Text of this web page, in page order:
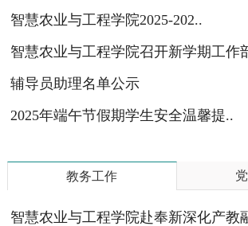
智慧农业与工程学院2025-202..
智慧农业与工程学院召开新学期工作
辅导员助理名单公示
2025年端午节假期学生安全温馨提..
教务工作
智慧农业与工程学院赴奉新深化产教